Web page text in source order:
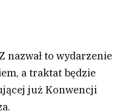
nazwał to wydarzenie
a traktat będzie
już Konwencji